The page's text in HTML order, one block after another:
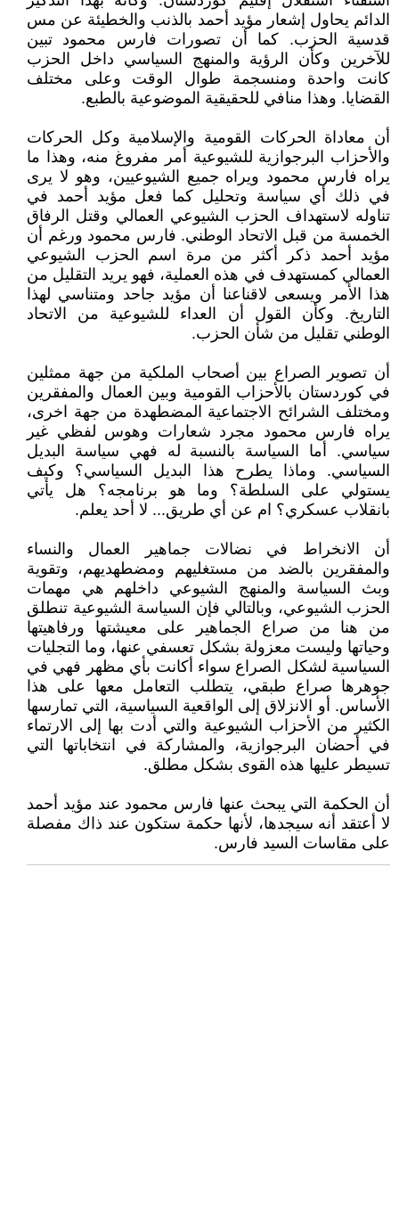
الدائم يحاول إشعار مؤيد أحمد بالذنب والخطيئة عن مس
قدسية الحزب. كما أن تصورات فارس محمود تبين
للآخرين وكأن الرؤية والمنهج السياسي داخل الحزب
كانت واحدة ومنسجمة طوال الوقت وعلى مختلف
القضايا. وهذا منافي للحقيقية الموضوعية بالطبع.
أن معاداة الحركات القومية والإسلامية وكل الحركات
والأحزاب البرجوازية للشيوعية أمر مفروغ منه، وهذا ما
يراه فارس محمود ويراه جميع الشيوعيين، وهو لا يرى
في ذلك أي سياسة وتحليل كما فعل مؤيد أحمد في
تناوله لاستهداف الحزب الشيوعي العمالي وقتل الرفاق
الخمسة من قبل الاتحاد الوطني. فارس محمود ورغم أن
مؤيد أحمد ذكر أكثر من مرة اسم الحزب الشيوعي
العمالي كمستهدف في هذه العملية، فهو يريد التقليل من
هذا الأمر ويسعى لاقناعنا أن مؤيد جاحد ومتناسي لهذا
التاريخ. وكأن القول أن العداء للشيوعية من الاتحاد
الوطني تقليل من شأن الحزب.
أن تصوير الصراع بين أصحاب الملكية من جهة ممثلين
في كوردستان بالأحزاب القومية وبين العمال والمفقرين
ومختلف الشرائح الاجتماعية المضطهدة من جهة اخرى،
يراه فارس محمود مجرد شعارات وهوس لفظي غير
سياسي. أما السياسة بالنسبة له فهي سياسة البديل
السياسي. وماذا يطرح هذا البديل السياسي؟ وكيف
يستولي على السلطة؟ وما هو برنامجه؟ هل يأتي
بانقلاب عسكري؟ ام عن أي طريق... لا أحد يعلم.
أن الانخراط في نضالات جماهير العمال والنساء
والمفقرين بالضد من مستغليهم ومضطهديهم، وتقوية
وبث السياسة والمنهج الشيوعي داخلهم هي مهمات
الحزب الشيوعي، وبالتالي فإن السياسة الشيوعية تنطلق
من هنا من صراع الجماهير على معيشتها ورفاهيتها
وحياتها وليست معزولة بشكل تعسفي عنها، وما التجليات
السياسية لشكل الصراع سواء أكانت بأي مظهر فهي في
جوهرها صراع طبقي، يتطلب التعامل معها على هذا
الأساس. أو الانزلاق إلى الواقعية السياسية، التي تمارسها
الكثير من الأحزاب الشيوعية والتي أدت بها إلى الارتماء
في أحضان البرجوازية، والمشاركة في انتخاباتها التي
تسيطر عليها هذه القوى بشكل مطلق.
أن الحكمة التي يبحث عنها فارس محمود عند مؤيد أحمد
لا أعتقد أنه سيجدها، لأنها حكمة ستكون عند ذاك مفصلة
على مقاسات السيد فارس.